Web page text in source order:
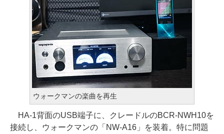
ウォークマンの楽曲を再生
HA-1背面のUSB端子に、クレードルのBCR-NWH10を
接続し、ウォークマンの「NW-A16」を装着。特に問題